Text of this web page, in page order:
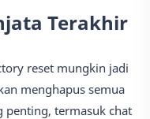
Terakhir
reset mungkin jadi
menghapus semua
penting, termasuk chat